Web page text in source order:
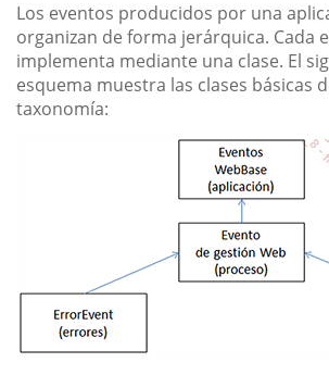
Los eventos producidos por una
organizan de forma jerárquica. Cada
implementa mediante una clase. El
esquema muestra las clases básicas
taxonomía: